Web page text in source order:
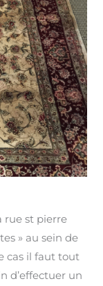
rue st pierre
» au sein de
cas il faut tout
d’effectuer un